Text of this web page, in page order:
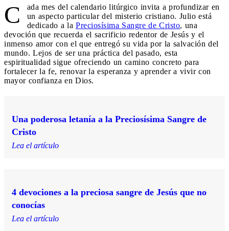
C
ada mes del calendario litúrgico invita a profundizar en
un aspecto particular del misterio cristiano. Julio está
dedicado a la Preciosísima Sangre de Cristo, una
devoción que recuerda el sacrificio redentor de Jesús y el
inmenso amor con el que entregó su vida por la salvación del
mundo. Lejos de ser una práctica del pasado, esta
espiritualidad sigue ofreciendo un camino concreto para
fortalecer la fe, renovar la esperanza y aprender a vivir con
mayor confianza en Dios.
Una poderosa letanía a la Preciosísima Sangre de
Cristo
Lea el artículo
4 devociones a la preciosa sangre de Jesús que no
conocías
Lea el artículo